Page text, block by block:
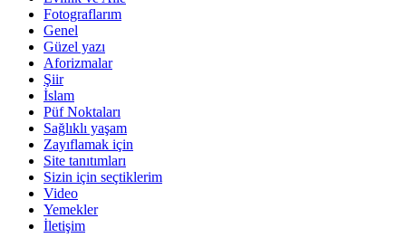
Fotograflarım
Genel
Güzel yazı
Aforizmalar
Şiir
İslam
Püf Noktaları
Sağlıklı yaşam
Zayıflamak için
Site tanıtımları
Sizin için seçtiklerim
Video
Yemekler
İletişim